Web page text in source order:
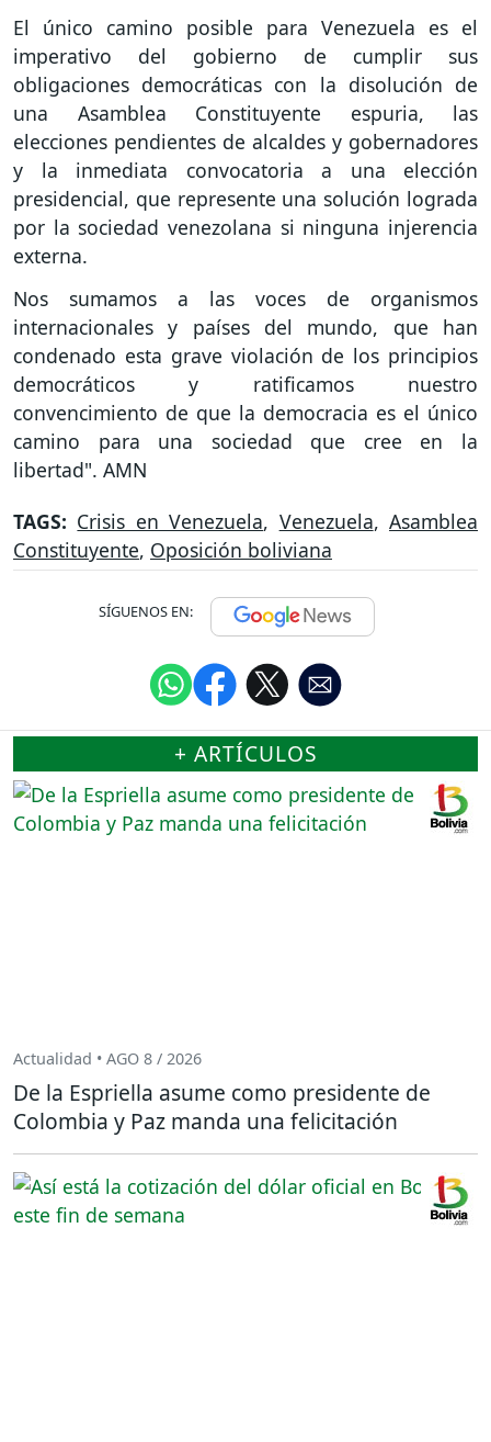
El único camino posible para Venezuela es el
imperativo del gobierno de cumplir sus
obligaciones democráticas con la disolución de
una Asamblea Constituyente espuria, las
elecciones pendientes de alcaldes y gobernadores
y la inmediata convocatoria a una elección
presidencial, que represente una solución lograda
por la sociedad venezolana si ninguna injerencia
externa.
Nos sumamos a las voces de organismos
internacionales y países del mundo, que han
condenado esta grave violación de los principios
democráticos y ratificamos nuestro
convencimiento de que la democracia es el único
camino para una sociedad que cree en la
libertad". AMN
TAGS: Crisis en Venezuela, Venezuela,Asamblea
Constituyente, Oposición boliviana
SÍGUENOS EN:
+ ARTÍCULOS
Actualidad • AGO 8 / 2026
De la Espriella asume como presidente de
Colombia y Paz manda una felicitación